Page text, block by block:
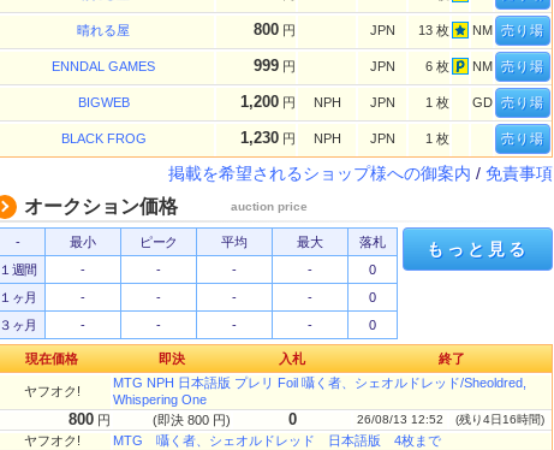
晴れる屋 800 円 JPN 13 枚 NM 売り場
ENNDAL GAMES 999 円 JPN 6 枚 NM 売り場
BIGWEB 1,200 円 NPH JPN 1 枚 GD 売り場
BLACK FROG 1,230 円 NPH JPN 1 枚 売り場
掲載を希望されるショップ様への御案内 / 免責事項
オークション価格 auction price
- 最小 ピーク 平均 最大
落札
１週間
- - - -
0
１ヶ月
- - - -
0
３ヶ月
- - - - 0
もっと見る
現在価格 即決 入札 終了
ヤフオク!
MTG NPH 日本語版 プレリ Foil 囁く者、シェオルドレッド/Sheoldred,
Whispering One
800 円 (即決 800 円) 0 26/08/13 12:52 (残り4日16時間)
ヤフオク! MTG 囁く者、シェオルドレッド 日本語版 4枚まで